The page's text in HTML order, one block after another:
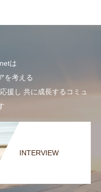
は
を考える
援し 共に成長するコミュ
INTERVIEW